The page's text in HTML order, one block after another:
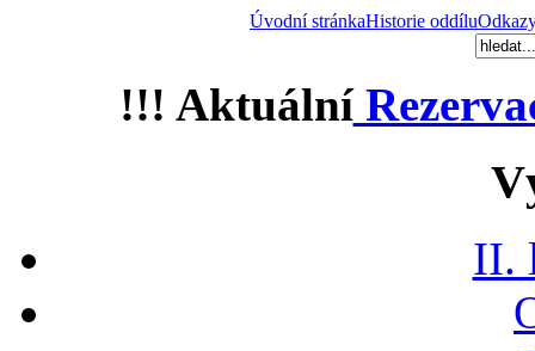
Úvodní stránkaHistorie oddílu
!!! Aktuální
II.